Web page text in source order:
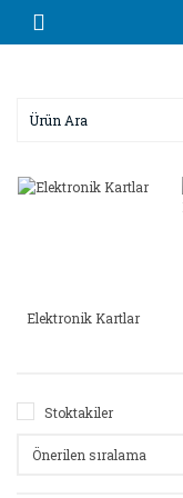
Elektronik Kartlar
Stoktakiler